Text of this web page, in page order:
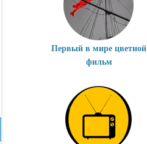
Первый в мире цветной
фильм